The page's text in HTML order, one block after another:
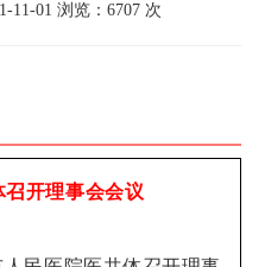
11-01 浏览：6707 次
开理事会会议